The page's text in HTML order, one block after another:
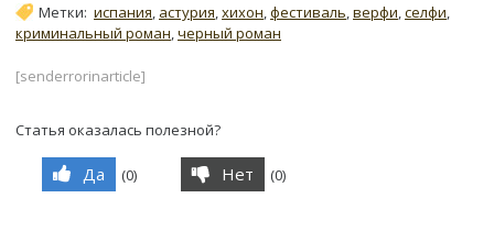
Метки: испания, астурия,хихон,фестиваль,верфи,селфи,
криминальный роман,черный роман
[senderrorinarticle]
Статья оказалась полезной?
Да (0) Нет (0)